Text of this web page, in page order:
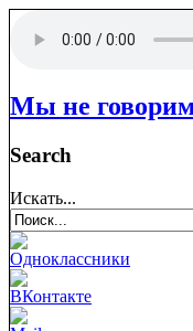
Мы не говорим
Search
Искать...